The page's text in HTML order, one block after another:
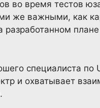
во время тестов
же важными, как
специалиста по
и охватывает